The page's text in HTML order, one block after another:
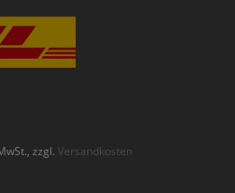
zzgl. Versandkosten